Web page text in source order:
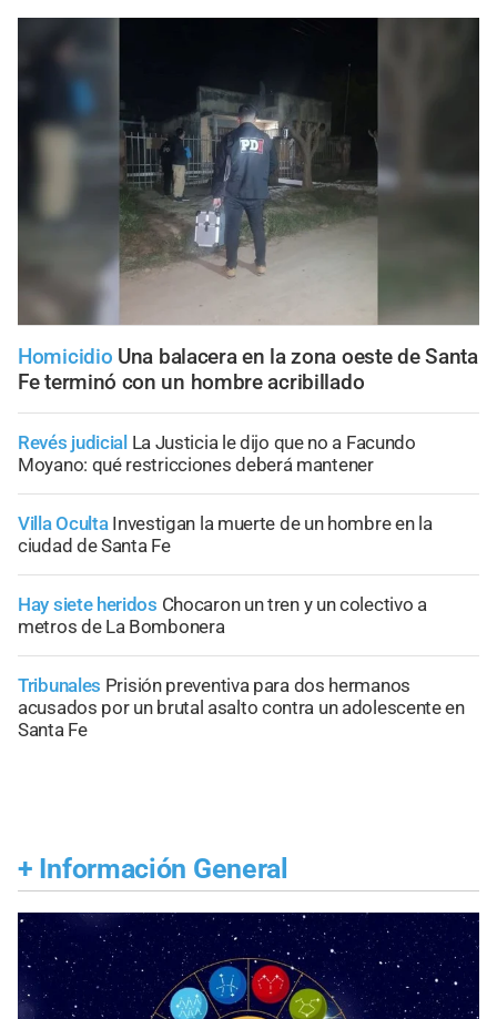
Homicidio Una balacera en la zona oeste de Santa
Fe terminó con un hombre acribillado
Revés judicial La Justicia le dijo que no a Facundo
Moyano: qué restricciones deberá mantener
Villa Oculta Investigan la muerte de un hombre en la
ciudad de Santa Fe
Hay siete heridos Chocaron un tren y un colectivo a
metros de La Bombonera
Tribunales Prisión preventiva para dos hermanos
acusados por un brutal asalto contra un adolescente en
Santa Fe
+ Información General